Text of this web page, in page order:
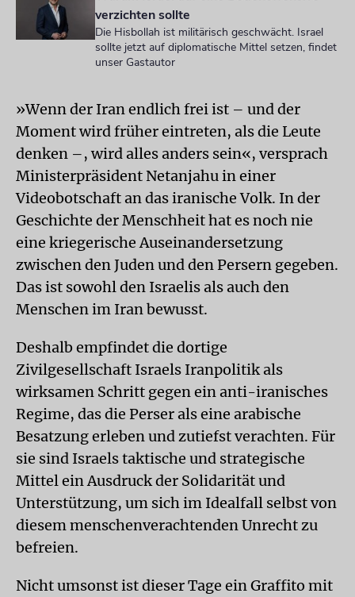
verzichten sollte
Die Hisbollah ist militärisch geschwächt. Israel
sollte jetzt auf diplomatische Mittel setzen, findet
unser Gastautor
»Wenn der Iran endlich frei ist – und der
Moment wird früher eintreten, als die Leute
denken –, wird alles anders sein«, versprach
Ministerpräsident Netanjahu in einer
Videobotschaft an das iranische Volk. In der
Geschichte der Menschheit hat es noch nie
eine kriegerische Auseinandersetzung
zwischen den Juden und den Persern gegeben.
Das ist sowohl den Israelis als auch den
Menschen im Iran bewusst.
Deshalb empfindet die dortige
Zivilgesellschaft Israels Iranpolitik als
wirksamen Schritt gegen ein anti-iranisches
Regime, das die Perser als eine arabische
Besatzung erleben und zutiefst verachten. Für
sie sind Israels taktische und strategische
Mittel ein Ausdruck der Solidarität und
Unterstützung, um sich im Idealfall selbst von
diesem menschenverachtenden Unrecht zu
befreien.
Nicht umsonst ist dieser Tage ein Graffito mit